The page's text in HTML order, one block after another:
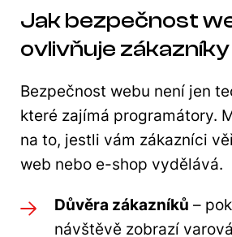
Jak bezpečnost
ovlivňuje
Bezpečnost webu není jen
které zajímá programátory.
na to, jestli vám zákazníci
web nebo e-shop vydělává.
Důvěra zákazníků –
návštěvě zobrazí